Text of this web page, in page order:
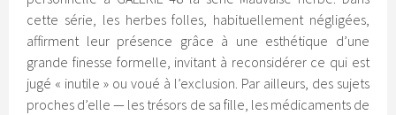
cette série, les herbes folles, habituellement négligées,
affirment leur présence grâce à une esthétique d’une
grande finesse formelle, invitant à reconsidérer ce qui est
jugé « inutile » ou voué à l’exclusion. Par ailleurs, des sujets
proches d’elle — les trésors de sa fille, les médicaments de